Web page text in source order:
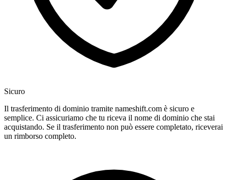
Sicuro
Il trasferimento di dominio tramite nameshift.com è sicuro e
semplice. Ci assicuriamo che tu riceva il nome di dominio che stai
acquistando. Se il trasferimento non può essere completato, riceverai
un rimborso completo.